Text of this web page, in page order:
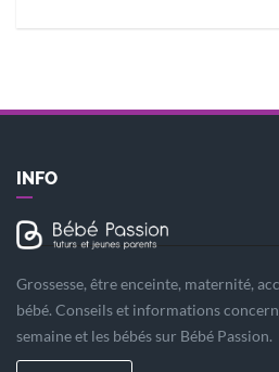
INFO
Grossesse, être enceinte, maternité,
bébé. Conseils et informations
semaine et les bébés sur Bébé Passion.